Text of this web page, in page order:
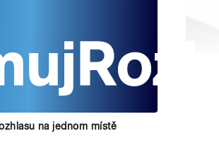
na jednom místě